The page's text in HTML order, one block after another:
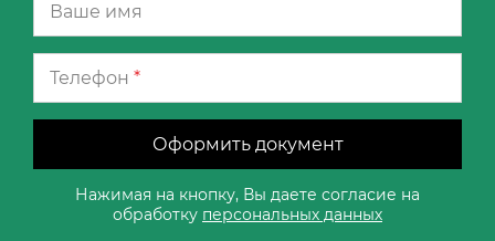
Телефон *
Оформить документ
Нажимая на кнопку, Вы даете согласие на
обработку персональных данных